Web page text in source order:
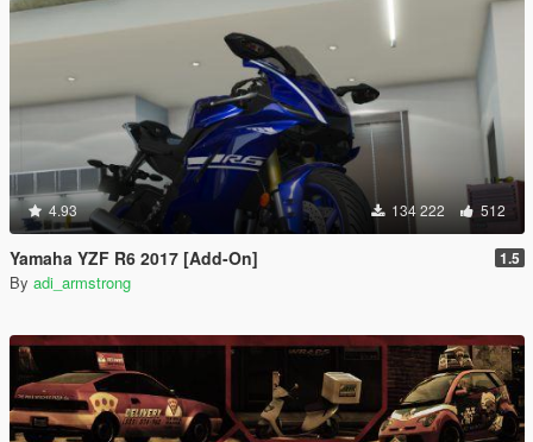
4.93 134 222 512
Yamaha YZF R6 2017 [Add-On] 1.5
By adi_armstrong